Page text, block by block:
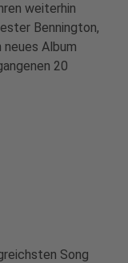
weiterhin
Bennington,
Album
20
Song